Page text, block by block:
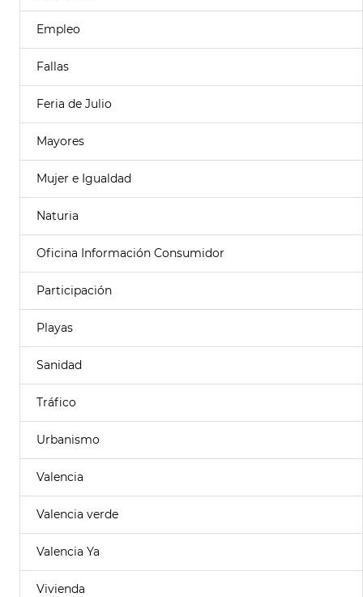
Empleo
Fallas
Feria de Julio
Mayores
Mujer e Igualdad
Naturia
Oficina Información Consumidor
Participación
Playas
Sanidad
Tráfico
Urbanismo
Valencia
Valencia verde
Valencia Ya
Vivienda